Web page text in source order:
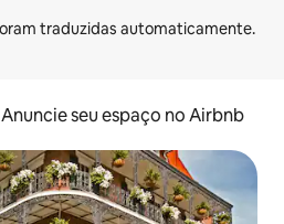
Anuncie seu espaço no Airbnb